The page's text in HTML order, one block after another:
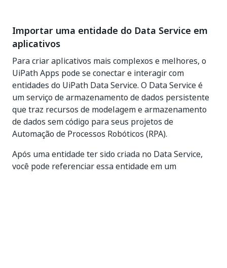
Importar uma entidade do Data Service em
aplicativos
Para criar aplicativos mais complexos e melhores, o
UiPath Apps pode se conectar e interagir com
entidades do UiPath Data Service. O Data Service é
um serviço de armazenamento de dados persistente
que traz recursos de modelagem e armazenamento
de dados sem código para seus projetos de
Automação de Processos Robóticos (RPA).
Após uma entidade ter sido criada no Data Service,
você pode referenciar essa entidade em um